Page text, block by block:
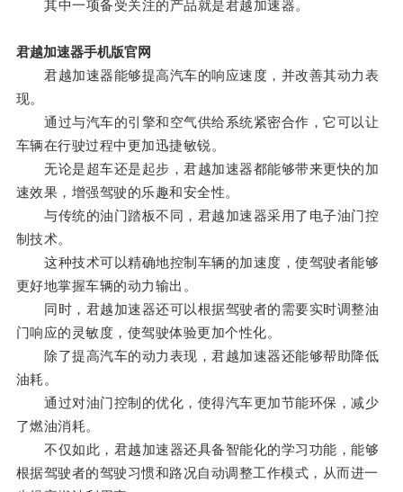
其中一项备受关注的产品就是君越加速器。
君越加速器手机版官网
君越加速器能够提高汽车的响应速度，并改善其动力表
现。
通过与汽车的引擎和空气供给系统紧密合作，它可以让
车辆在行驶过程中更加迅捷敏锐。
无论是超车还是起步，君越加速器都能够带来更快的加
速效果，增强驾驶的乐趣和安全性。
与传统的油门踏板不同，君越加速器采用了电子油门控
制技术。
这种技术可以精确地控制车辆的加速度，使驾驶者能够
更好地掌握车辆的动力输出。
同时，君越加速器还可以根据驾驶者的需要实时调整油
门响应的灵敏度，使驾驶体验更加个性化。
除了提高汽车的动力表现，君越加速器还能够帮助降低
油耗。
通过对油门控制的优化，使得汽车更加节能环保，减少
了燃油消耗。
不仅如此，君越加速器还具备智能化的学习功能，能够
根据驾驶者的驾驶习惯和路况自动调整工作模式，从而进一